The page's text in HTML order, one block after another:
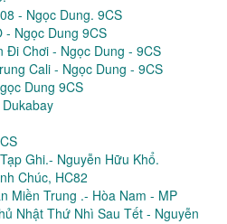
- Ngọc Dung. 9CS
- Ngọc Dung 9CS
Đi Chơi - Ngọc Dung - 9CS
Cali - Ngọc Dung - 9CS
Dung 9CS
Ghi.- Nguyễn Hữu Khổ.
Chúc, HC82
Miền Trung .- Hòa Nam - MP
Nhật Thứ Nhì Sau Tết - Nguyễn